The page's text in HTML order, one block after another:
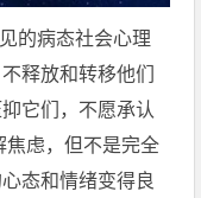
的病态社会心理
释放和转移他们
它们，不愿承认
焦虑，但不是完全
态和情绪变得良